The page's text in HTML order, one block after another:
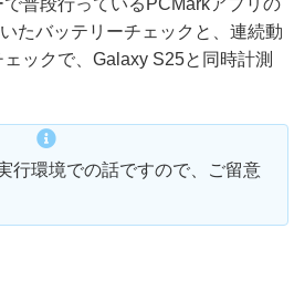
たバッテリーチェックと、連続動
ックで、Galaxy S25と同時計測
行環境での話ですので、ご留意